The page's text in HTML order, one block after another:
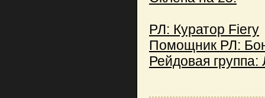
РЛ: Куратор Fiery
Помощник РЛ:
Рейдовая группа: